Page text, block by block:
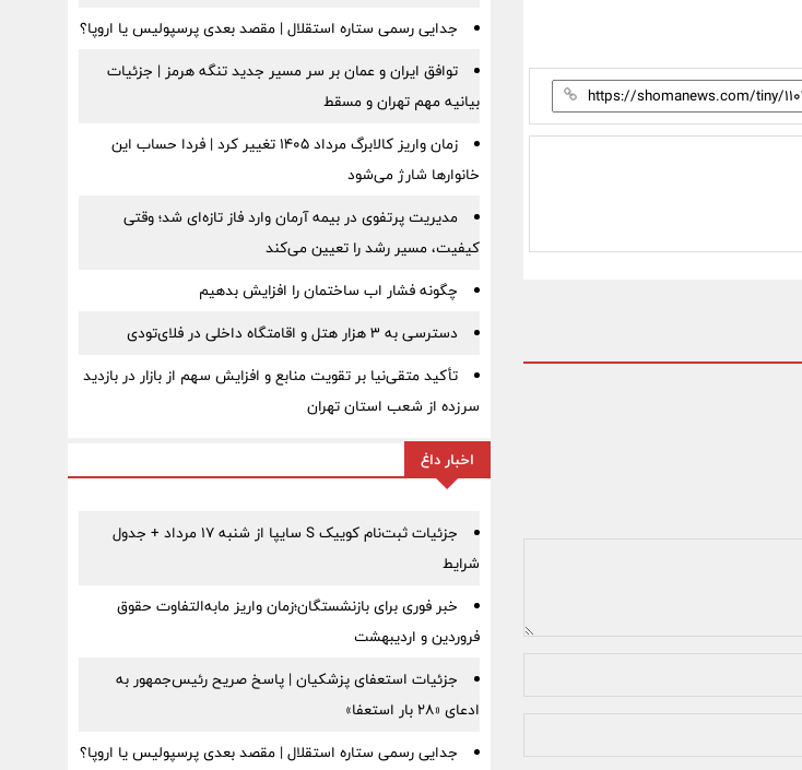
جدایی رسمی ستاره استقلال | مقصد بعدی پرسپولیس یا اروپا؟
توافق ایران و عمان بر سر مسیر جدید تنگه هرمز | جزئیات
بیانیه مهم تهران و مسقط
زمان واریز کالابرگ مرداد ۱۴۰۵ تغییر کرد | فردا حساب این
خانوارها شارژ می‌شود
مدیریت پرتفوی در بیمه آرمان وارد فاز تازه‌ای شد؛ وقتی
کیفیت، مسیر رشد را تعیین می‌کند
چگونه فشار اب ساختمان را افزایش بدهیم
دسترسی به ۳ هزار هتل و اقامتگاه داخلی در فلای‌تودی
تأکید متقی‌نیا بر تقویت منابع و افزایش سهم از بازار در بازدید
سرزده از شعب استان تهران
اخبار داغ
جزئیات ثبت‌نام کوییک S سایپا از شنبه ۱۷ مرداد + جدول
شرایط
خبر فوری برای بازنشستگان؛زمان واریز مابه‌التفاوت حقوق
فروردین و اردیبهشت
جزئیات استعفای پزشکیان | پاسخ صریح رئیس‌جمهور به
ادعای «۲۸ بار استعفا»
جدایی رسمی ستاره استقلال | مقصد بعدی پرسپولیس یا اروپا؟